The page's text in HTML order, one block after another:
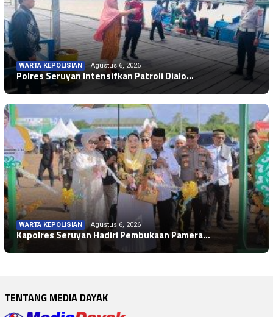
WARTA KEPOLISIAN Agustus 6, 2026
Polres Seruyan Intensifkan Patroli Dialo…
WARTA KEPOLISIAN Agustus 6, 2026
Wakapolres Hadiri Rapat Paripurna Ke -1…
WARTA KEPOLISIAN Agustus 6, 2026
Kapolres Seruyan Hadiri Pembukaan Pamera…
TENTANG MEDIA DAYAK